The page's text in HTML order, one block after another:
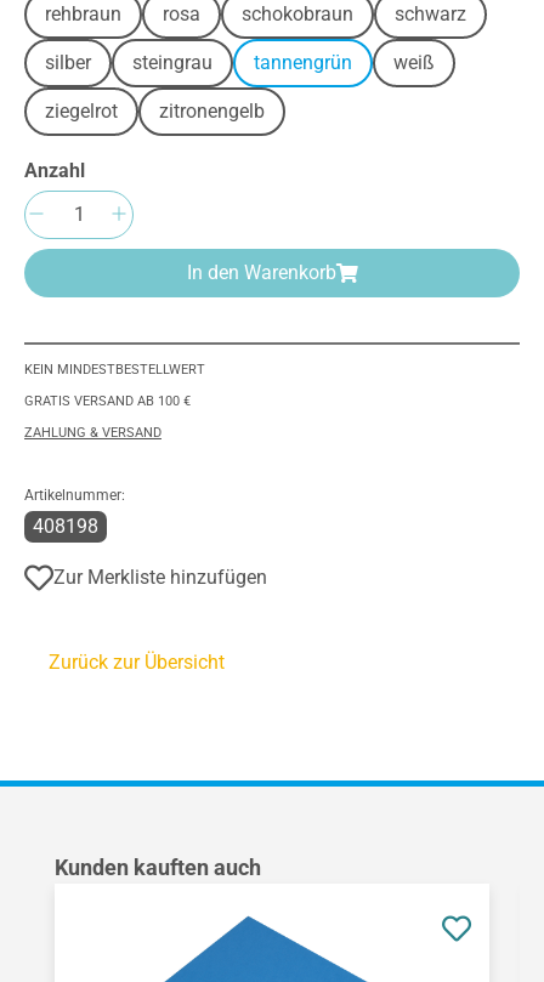
rehbraun rosa schokobraun schwarz
silber steingrau tannengrün weiß
ziegelrot zitronengelb
Anzahl
Produkt Anzahl: Gib den gewünschten
In den Warenkorb
KEIN MINDESTBESTELLWERT
GRATIS VERSAND AB 100 €
ZAHLUNG & VERSAND
Artikelnummer:
408198
Zur Merkliste hinzufügen
Zurück zur Übersicht
Produktgalerie überspringen
Kunden kauften auch